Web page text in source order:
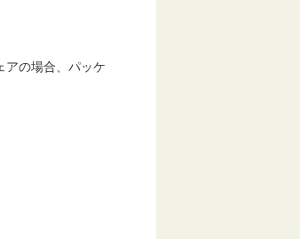
アの場合、パッケ